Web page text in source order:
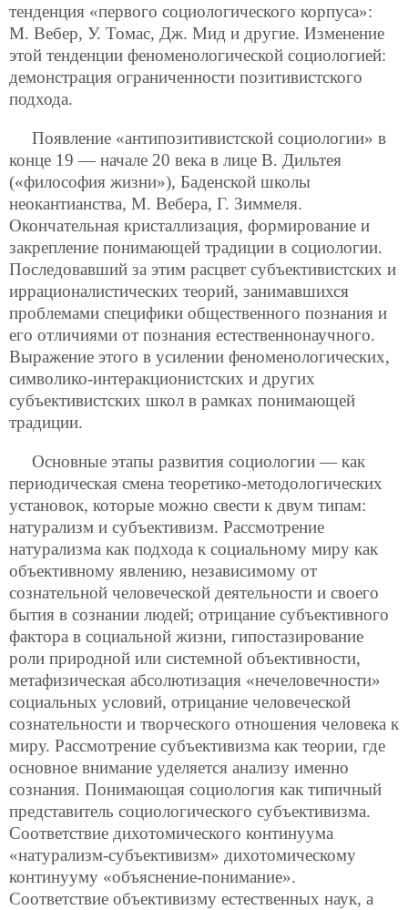
тенденция «первого социологического корпуса»:
М. Вебер, У. Томас, Дж. Мид и другие. Изменение
этой тенденции феноменологической социологией:
демонстрация ограниченности позитивистского
подхода.
Появление «антипозитивистской социологии» в
конце 19 — начале 20 века в лице В. Дильтея
(«философия жизни»), Баденской школы
неокантианства, М. Вебера, Г. Зиммеля.
Окончательная кристаллизация, формирование и
закрепление понимающей традиции в социологии.
Последовавший за этим расцвет субъективистских и
иррационалистических теорий, занимавшихся
проблемами специфики общественного познания и
его отличиями от познания естественнонаучного.
Выражение этого в усилении феноменологических,
символико-интеракционистских и других
субъективистских школ в рамках понимающей
традиции.
Основные этапы развития социологии — как
периодическая смена теоретико-методологических
установок, которые можно свести к двум типам:
натурализм и субъективизм. Рассмотрение
натурализма как подхода к социальному миру как
объективному явлению, независимому от
сознательной человеческой деятельности и своего
бытия в сознании людей; отрицание субъективного
фактора в социальной жизни, гипостазирование
роли природной или системной объективности,
метафизическая абсолютизация «нечеловечности»
социальных условий, отрицание человеческой
сознательности и творческого отношения человека к
миру. Рассмотрение субъективизма как теории, где
основное внимание уделяется анализу именно
сознания. Понимающая социология как типичный
представитель социологического субъективизма.
Соответствие дихотомического континуума
«натурализм-субъективизм» дихотомическому
континууму «объяснение-понимание».
Соответствие объективизму естественных наук, а